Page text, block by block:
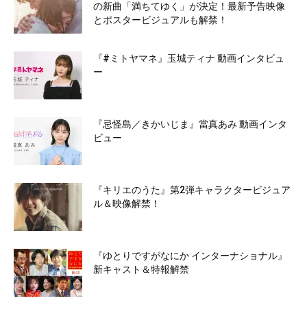
の新曲「満ちてゆく」が決定！最新予告映像
とポスタービジュアルも解禁！
『#ミトヤマネ』玉城ティナ 動画インタビュ
ー
『忌怪島／きかいじま』當真あみ 動画インタ
ビュー
『キリエのうた』第2弾キャラクタービジュア
ル＆映像解禁！
『ゆとりですがなにか インターナショナル』
新キャスト＆特報解禁